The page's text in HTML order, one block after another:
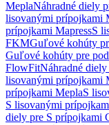
MeplaNáhradné diely
lisovanými prípojkami
prípojkami MapressS
FKMGuľové kohúty
Guľové kohúty pre
FlowFitNáhradné
lisovanými prípojkami
prípojkami MeplaS
S lisovanými
diely pre S prípojkami